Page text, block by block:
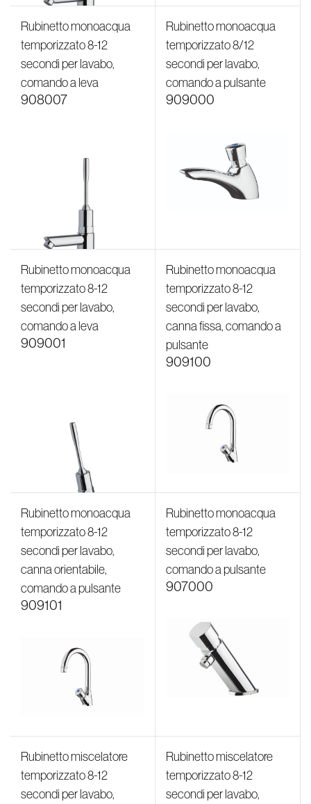
Rubinetto monoacqua
temporizzato 8-12
secondi per lavabo,
comando a leva
908007
Rubinetto monoacqua
temporizzato 8/12
secondi per lavabo,
comando a pulsante
909000
Rubinetto monoacqua
temporizzato 8-12
secondi per lavabo,
comando a leva
909001
Rubinetto monoacqua
temporizzato 8-12
secondi per lavabo,
canna fissa, comando a
pulsante
909100
Rubinetto monoacqua
temporizzato 8-12
secondi per lavabo,
canna orientabile,
comando a pulsante
909101
Rubinetto monoacqua
temporizzato 8-12
secondi per lavabo,
comando a pulsante
907000
Rubinetto miscelatore
temporizzato 8-12
secondi per lavabo,
Rubinetto miscelatore
temporizzato 8-12
secondi per lavabo,